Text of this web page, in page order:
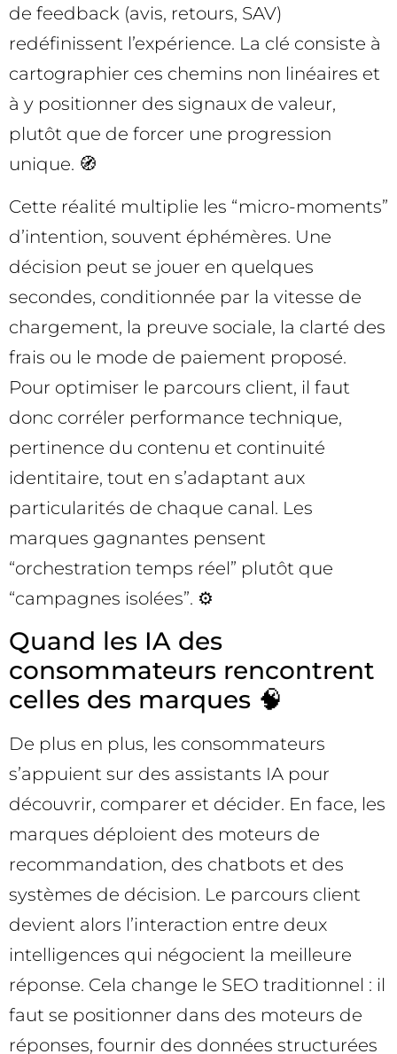
de feedback (avis, retours, SAV)
redéfinissent l’expérience. La clé consiste à
cartographier ces chemins non linéaires et
à y positionner des signaux de valeur,
plutôt que de forcer une progression
unique. 🧭
Cette réalité multiplie les “micro-moments”
d’intention, souvent éphémères. Une
décision peut se jouer en quelques
secondes, conditionnée par la vitesse de
chargement, la preuve sociale, la clarté des
frais ou le mode de paiement proposé.
Pour optimiser le parcours client, il faut
donc corréler performance technique,
pertinence du contenu et continuité
identitaire, tout en s’adaptant aux
particularités de chaque canal. Les
marques gagnantes pensent
“orchestration temps réel” plutôt que
“campagnes isolées”. ⚙️
Quand les IA des
consommateurs rencontrent
celles des marques 🧠
De plus en plus, les consommateurs
s’appuient sur des assistants IA pour
découvrir, comparer et décider. En face, les
marques déploient des moteurs de
recommandation, des chatbots et des
systèmes de décision. Le parcours client
devient alors l’interaction entre deux
intelligences qui négocient la meilleure
réponse. Cela change le SEO traditionnel : il
faut se positionner dans des moteurs de
réponses, fournir des données structurées